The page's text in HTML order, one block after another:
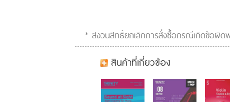
* สงวนสิทธิ์ยกเลิกการสั่งซื้อกรณีเกิดข้อผิด
สินค้าที่เกี่ยวข้อง